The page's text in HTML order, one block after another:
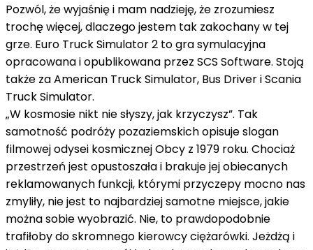
Pozwól, że wyjaśnię i mam nadzieję, że zrozumiesz
trochę więcej, dlaczego jestem tak zakochany w tej
grze. Euro Truck Simulator 2 to gra symulacyjna
opracowana i opublikowana przez SCS Software. Stoją
także za American Truck Simulator, Bus Driver i Scania
Truck Simulator.
„W kosmosie nikt nie słyszy, jak krzyczysz”. Tak
samotność podróży pozaziemskich opisuje slogan
filmowej odysei kosmicznej Obcy z 1979 roku. Chociaż
przestrzeń jest opustoszała i brakuje jej obiecanych
reklamowanych funkcji, którymi przyczepy mocno nas
zmyliły, nie jest to najbardziej samotne miejsce, jakie
można sobie wyobrazić. Nie, to prawdopodobnie
trafiłoby do skromnego kierowcy ciężarówki. Jeżdżą i